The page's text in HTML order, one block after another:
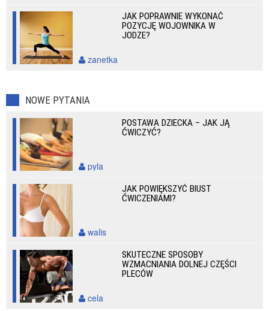
JAK POPRAWNIE WYKONAĆ
POZYCJĘ WOJOWNIKA W
JODZE?
zanetka
NOWE PYTANIA
POSTAWA DZIECKA – JAK JĄ
ĆWICZYĆ?
pyla
JAK POWIĘKSZYĆ BIUST
ĆWICZENIAMI?
walis
SKUTECZNE SPOSOBY
WZMACNIANIA DOLNEJ CZĘŚCI
PLECÓW
cela